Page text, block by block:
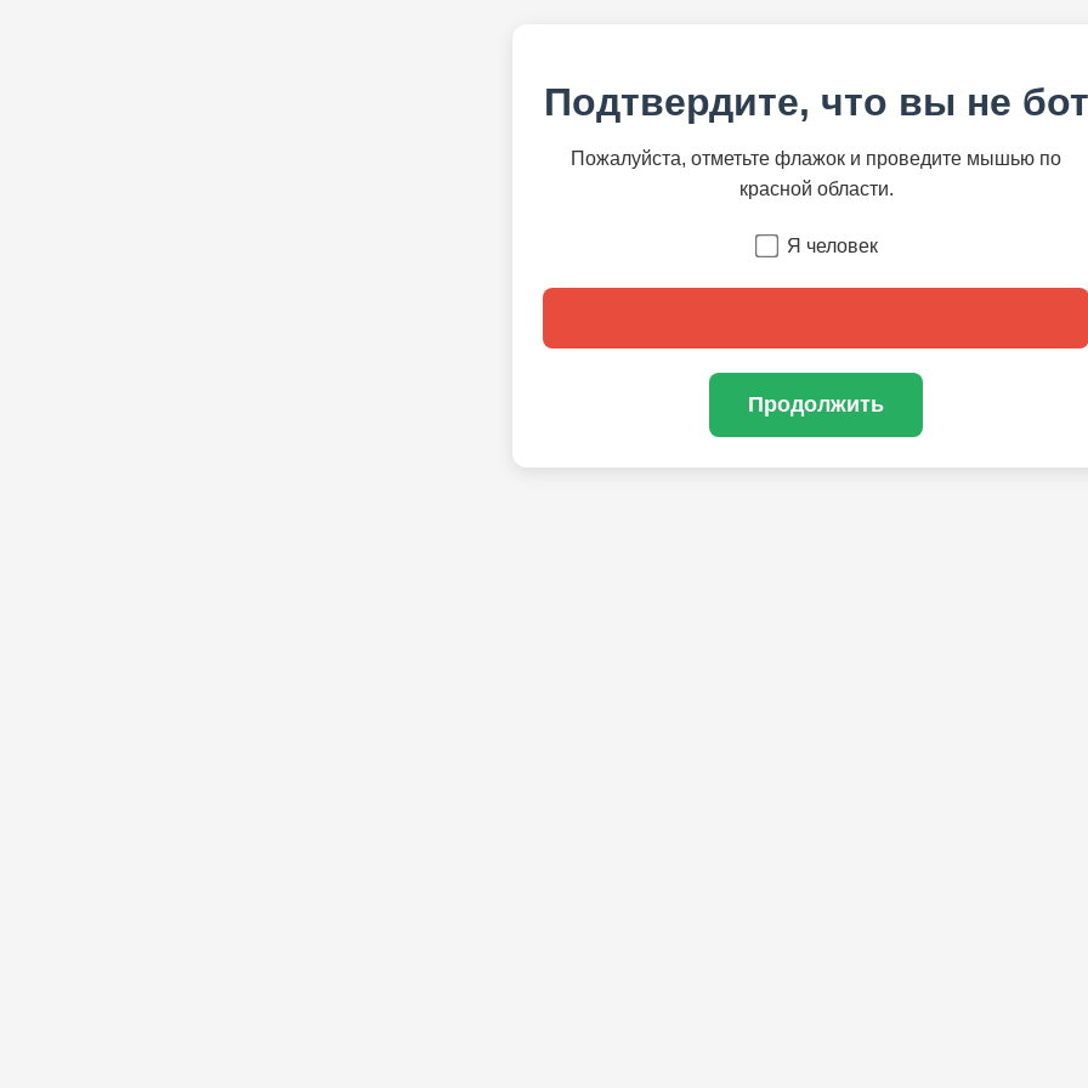
Подтвердите, что вы не бот
Пожалуйста, отметьте флажок и проведите мышью по
красной области.
Я человек
Продолжить